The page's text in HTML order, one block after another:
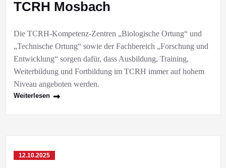
TCRH Mosbach
Die TCRH-Kompetenz-Zentren „Biologische Ortung“ und
„Technische Ortung“ sowie der Fachbereich „Forschung und
Entwicklung“ sorgen dafür, dass Ausbildung, Training,
Weiterbildung und Fortbildung im TCRH immer auf hohem
Niveau angeboten werden.
Weiterlesen
12.10.2025